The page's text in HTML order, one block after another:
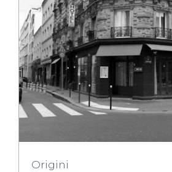
Origini